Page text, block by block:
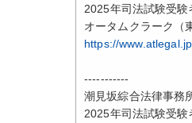
2025年司法試験受験
オータムクラーク（
https://
-----------
潮見坂綜合法律事務
2025年司法試験受験